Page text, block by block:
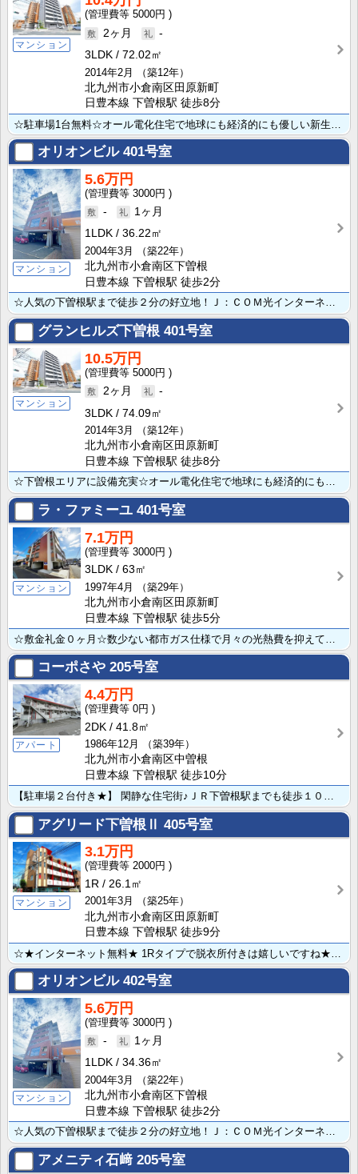
マンション
5000円
2ヶ月
-
3LDK
72.02㎡
2014年2月
（築12年）
北九州市小倉南区田原新町
日豊本線 下曽根駅 徒歩8分
オリオンビル401号室
マンション
5.6万円
3000円
-
1ヶ月
1LDK
36.22㎡
2004年3月
（築22年）
北九州市小倉南区下曽根
日豊本線 下曽根駅 徒歩2分
☆人気の下曽根駅まで徒歩２分の好立地！Ｊ：ＣＯＭ光インターネット320Ｍbpsが無料でご利用できます･･･
グランヒルズ下曽根 401号室
マンション
10.5万円
5000円
2ヶ月
-
3LDK
74.09㎡
2014年3月
（築12年）
北九州市小倉南区田原新町
日豊本線 下曽根駅 徒歩8分
☆下曽根エリアに設備充実☆オール電化住宅で地球にも経済的にも優しい新生活をスタートさせてみませんか？･･･
ラ・ファミーユ 401号室
マンション
7.1万円
3000円
3LDK
63㎡
1997年4月
（築29年）
北九州市小倉南区田原新町
日豊本線 下曽根駅 徒歩5分
コーポさや 205号室
アパート
4.4万円
0円
2DK
41.8㎡
1986年12月
（築39年）
北九州市小倉南区中曽根
日豊本線 下曽根駅 徒歩10分
アグリード下曽根Ⅱ 405号室
マンション
3.1万円
2000円
1R
26.1㎡
2001年3月
（築25年）
北九州市小倉南区田原新町
日豊本線 下曽根駅 徒歩9分
オリオンビル402号室
マンション
5.6万円
3000円
-
1ヶ月
1LDK
34.36㎡
2004年3月
（築22年）
北九州市小倉南区下曽根
日豊本線 下曽根駅 徒歩2分
☆人気の下曽根駅まで徒歩２分の好立地！Ｊ：ＣＯＭ光インターネット320Ｍbpsが無料でご利用できます･･･
アメニティ石﨑 205号室